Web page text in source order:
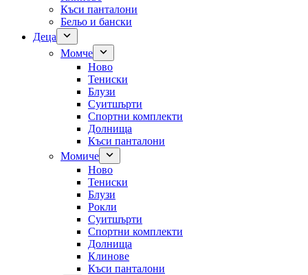
Къси панталони
Бельо и бански
Деца
Момче
Ново
Тениски
Блузи
Суитшърти
Спортни комплекти
Долнища
Къси панталони
Момиче
Ново
Тениски
Блузи
Рокли
Суитшърти
Спортни комплекти
Долнища
Клинове
Къси панталони